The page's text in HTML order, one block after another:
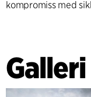
kompromiss med
Fasaden er støpt i
refleksjoner som
Bygningen er
Galleri